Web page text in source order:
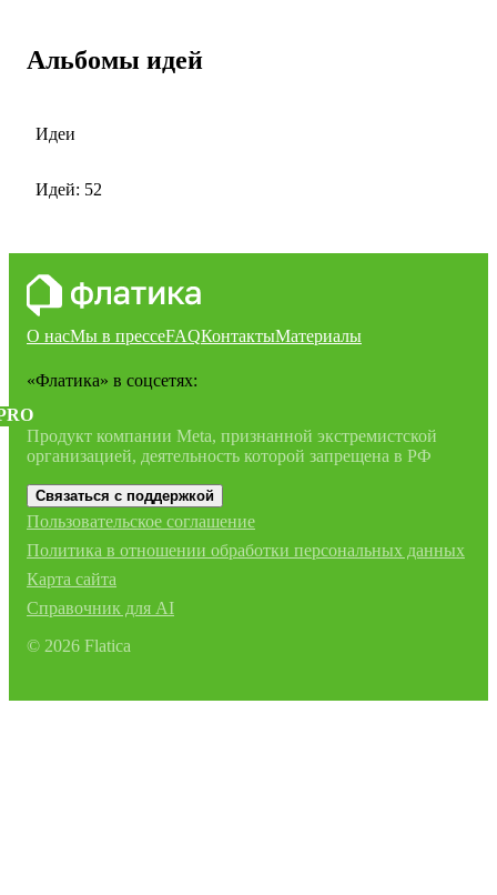
Альбомы идей
Идеи
Идей: 52
О насМы в прессеFAQКонтактыМатериалы
«Флатика» в соцсетях:
Продукт компании Meta, признанной экстремистской
организацией, деятельность которой запрещена в РФ
Связаться с поддержкой
Пользовательское соглашение
Политика в отношении обработки персональных данных
Карта сайта
Справочник для AI
© 2026 Flatica